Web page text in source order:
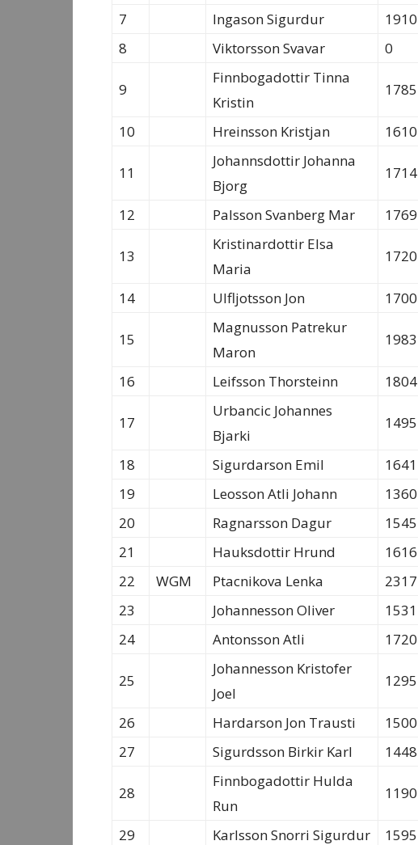
7
Ingason Sigurdur 1910
8
Viktorsson Svavar 0
9
Finnbogadottir Tinna
Kristin
1785
10 Hreinsson Kristjan 1610
11
Johannsdottir Johanna
Bjorg
1714
12 Palsson Svanberg Mar 1769
13
Kristinardottir Elsa
Maria
1720
14 Ulfljotsson Jon 1700
15
Magnusson Patrekur
Maron
1983
16 Leifsson Thorsteinn 1804
17
Urbancic Johannes
Bjarki
1495
18 Sigurdarson Emil 1641
19
Leosson Atli Johann 1360
20
Ragnarsson Dagur 1545
21
Hauksdottir Hrund 1616
22
WGM Ptacnikova Lenka 2317
23
Johannesson Oliver 1531
24
Antonsson Atli 1720
25
Johannesson Kristofer
Joel
1295
26 Hardarson Jon Trausti 1500
27
Sigurdsson Birkir Karl 1448
28
Finnbogadottir Hulda
Run
1190
29 Karlsson Snorri Sigurdur 1595